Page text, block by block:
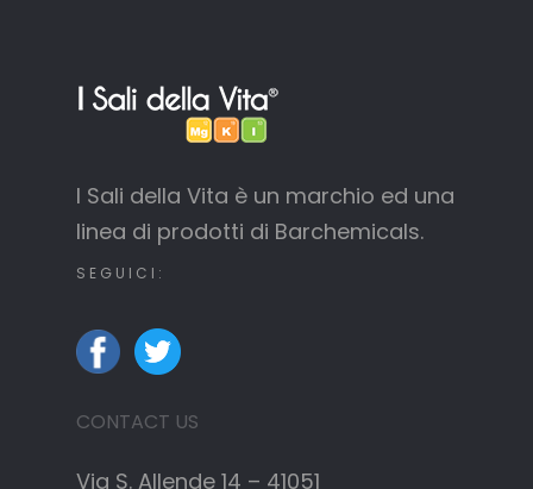
I Sali della Vita è un marchio ed una
linea di prodotti di Barchemicals.
SEGUICI:
CONTACT US
Via S. Allende 14 – 41051